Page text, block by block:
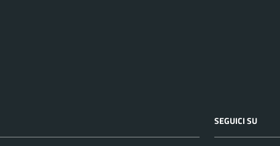
SEGUICI SU